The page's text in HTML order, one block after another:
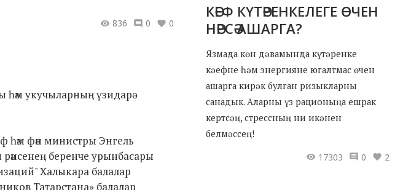
836 0 0
һәм укучыларның үзидарә
һәм фән министры Энгель
рәисенең беренче урынбасары
Халыкара балалар
Татарстана» балалар
КӘЕФ КҮТӘРЕНКЕЛЕГЕ ӨЧЕН
НӘРСӘ АШАРГА?
Язмада көн дәвамында күтәренке
кәефне һәм энергияне югалтмас өчен
ашарга кирәк булган ризыкларны
санадык. Аларны үз рационыңа ешрак
кертсәң, стрессның ни икәнен
белмәссең!
17303
0 2